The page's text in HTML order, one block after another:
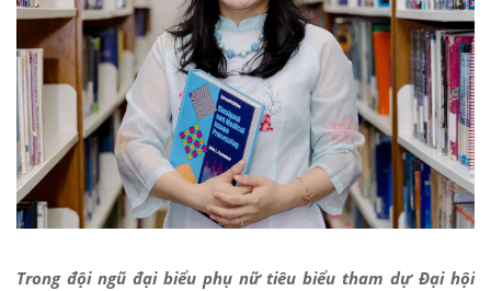
Trong đội ngũ đại biểu phụ nữ tiêu biểu tham dự Đại hội